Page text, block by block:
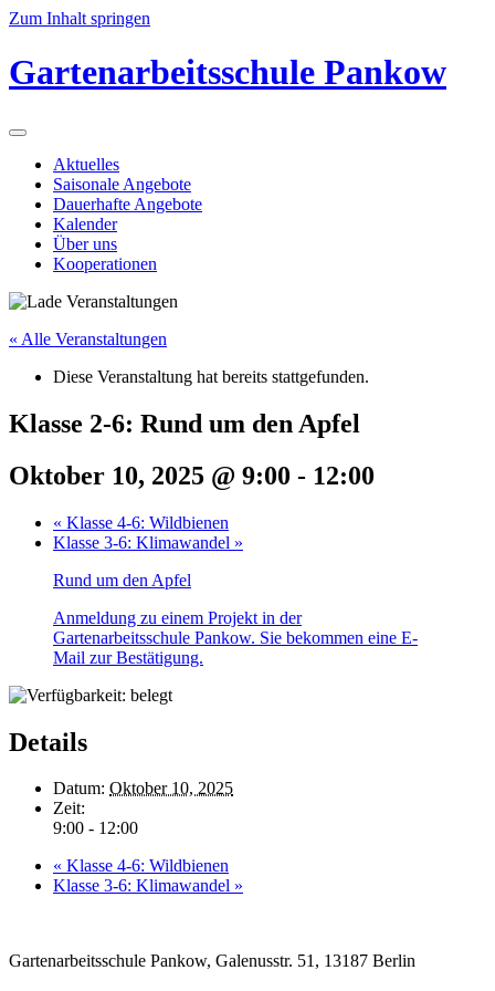
Zum Inhalt springen
Gartenarbeitsschule Pankow
Aktuelles
Saisonale Angebote
Dauerhafte Angebote
Kalender
Über uns
Kooperationen
« Alle Veranstaltungen
Diese Veranstaltung hat bereits stattgefunden.
Klasse 2-6: Rund um den Apfel
Oktober 10, 2025 @ 9:00 - 12:00
« Klasse 4-6: Wildbienen
Klasse 3-6: Klimawandel »
Rund um den Apfel
Anmeldung zu einem Projekt in der
Gartenarbeitsschule Pankow. Sie bekommen eine E-
Mail zur Bestätigung.
Details
Datum: Oktober 10, 2025
Zeit:
9:00 - 12:00
« Klasse 4-6: Wildbienen
Klasse 3-6: Klimawandel »
Gartenarbeitsschule Pankow, Galenusstr. 51, 13187 Berlin